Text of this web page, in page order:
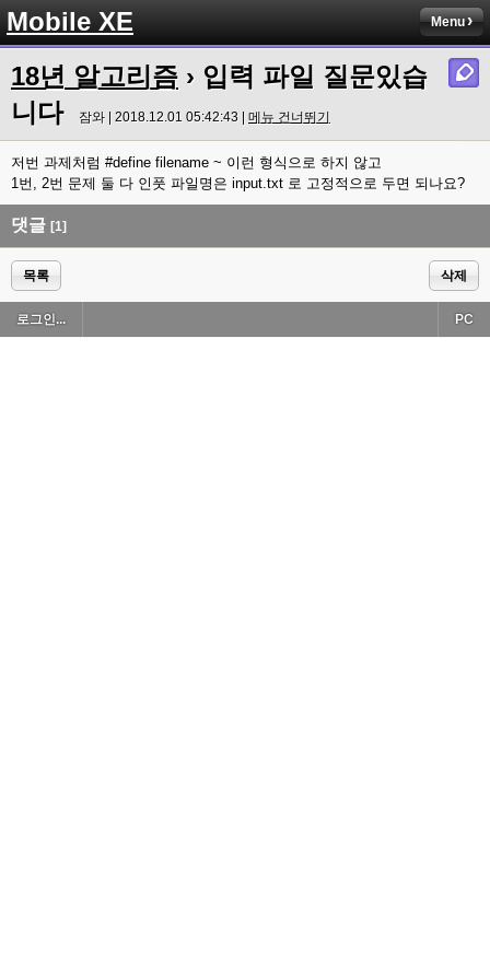
Mobile XE Menu
18년 알고리즘 › 입력 파일 질문있습
니다
잠와 | 2018.12.01 05:42:43 | 메뉴 건너뛰기
저번 과제처럼 #define filename ~ 이런 형식으로 하지 않고
1번, 2번 문제 둘 다 인풋 파일명은 input.txt 로 고정적으로 두면 되나요?
댓글 [1]
목록 삭제
로그인... PC